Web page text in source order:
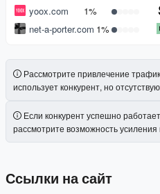
yoox.com
1%
net-a-porter.com 1%
Рассмотрите привлечение
использует конкурент, но
Если конкурент успешно
рассмотрите возможность усиления
Ссылки на сайт